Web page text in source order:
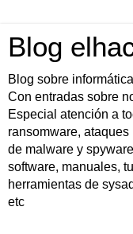
Blog
Blog sobre
Con entradas sobre
Especial atención a
ransomware,
de malware y
software, manuales,
herramientas de
etc